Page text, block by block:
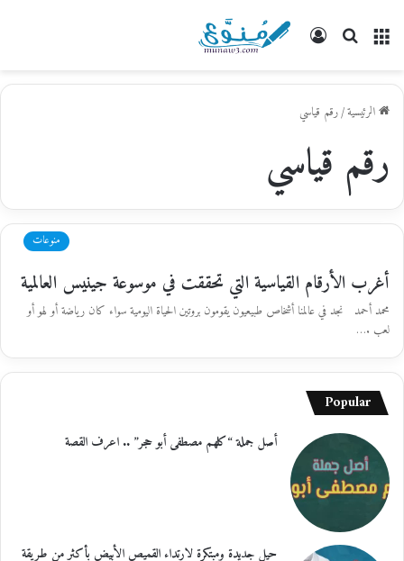
القائمة
بحث
تسجيل
الرئيسية/رقم قياسي
رقم قياسي
منوعات
أغرب الأرقام القياسية التي تحققت في موسوعة جينيس العالمية
محمد أحمد نجد في عالمنا أشخاص طبيعيون يقومون بروتين الحياة اليومية سواء كان رياضة أو لهو أو
لعب .…
Popular
أصل جملة “كلهم مصطفى أبو حجر” .. اعرف القصة
حيل جديدة ومبتكرة لارتداء القميص الأبيض بأكثر من طريقة